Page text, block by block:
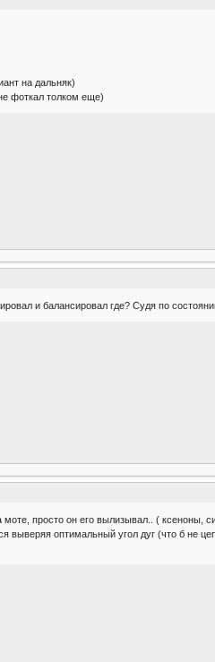
на дальняк)
фоткал толком еще)
и балансировал где? Судя по
просто он его вылизывал.. ( ксеноны,
выверяя оптимальный угол дуг (что б не